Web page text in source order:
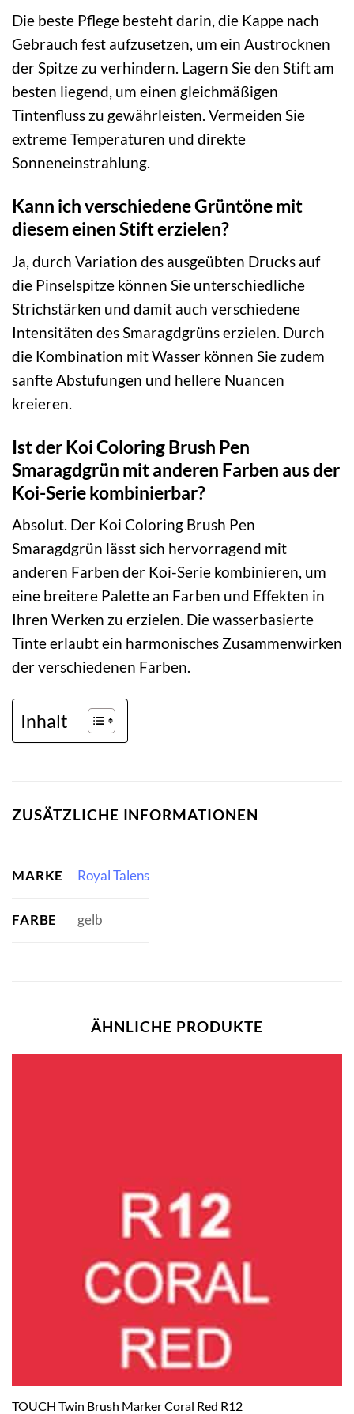
Die beste Pflege besteht darin, die Kappe nach
Gebrauch fest aufzusetzen, um ein Austrocknen
der Spitze zu verhindern. Lagern Sie den Stift am
besten liegend, um einen gleichmäßigen
Tintenfluss zu gewährleisten. Vermeiden Sie
extreme Temperaturen und direkte
Sonneneinstrahlung.
Kann ich verschiedene Grüntöne mit
diesem einen Stift erzielen?
Ja, durch Variation des ausgeübten Drucks auf
die Pinselspitze können Sie unterschiedliche
Strichstärken und damit auch verschiedene
Intensitäten des Smaragdgrüns erzielen. Durch
die Kombination mit Wasser können Sie zudem
sanfte Abstufungen und hellere Nuancen
kreieren.
Ist der Koi Coloring Brush Pen
Smaragdgrün mit anderen Farben aus der
Koi-Serie kombinierbar?
Absolut. Der Koi Coloring Brush Pen
Smaragdgrün lässt sich hervorragend mit
anderen Farben der Koi-Serie kombinieren, um
eine breitere Palette an Farben und Effekten in
Ihren Werken zu erzielen. Die wasserbasierte
Tinte erlaubt ein harmonisches Zusammenwirken
der verschiedenen Farben.
Inhalt
ZUSÄTZLICHE INFORMATIONEN
MARKE Royal Talens
FARBE gelb
ÄHNLICHE PRODUKTE
TOUCH Twin Brush Marker Coral Red R12